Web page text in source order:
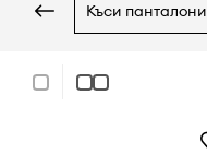
къси панталони